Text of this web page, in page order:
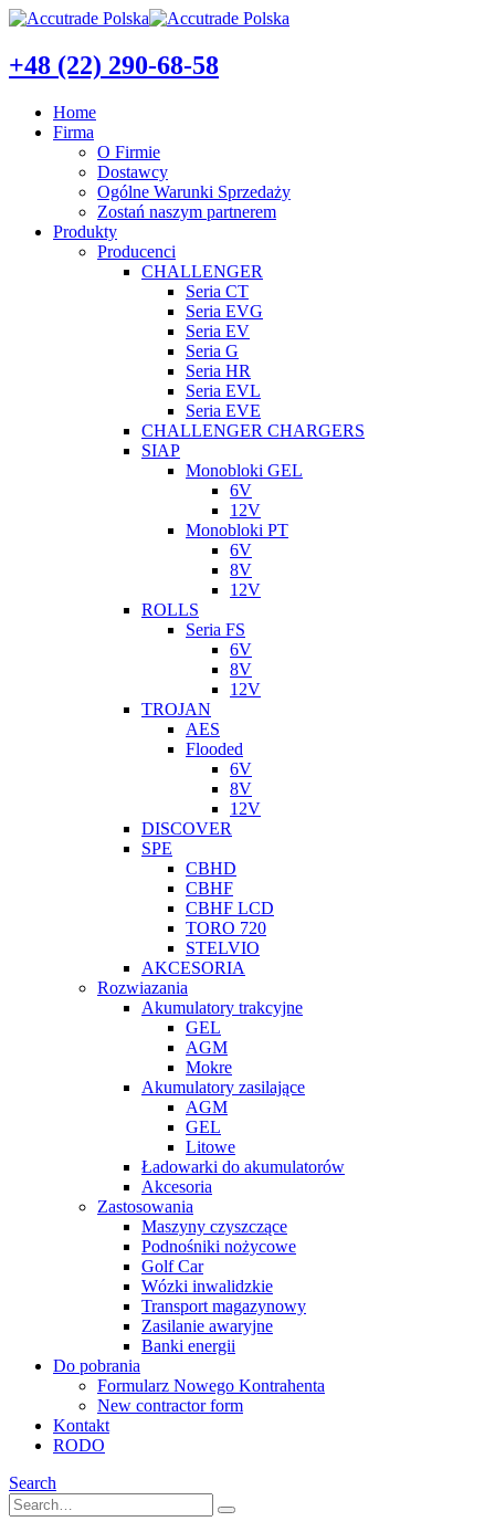
+48 (22) 290-68-58
Home
Firma
O Firmie
Dostawcy
Ogólne Warunki Sprzedaży
Zostań naszym partnerem
Produkty
Producenci
CHALLENGER
Seria CT
Seria EVG
Seria EV
Seria G
Seria HR
Seria EVL
Seria EVE
CHALLENGER CHARGERS
SIAP
Monobloki GEL
6V
12V
Monobloki PT
6V
8V
12V
ROLLS
Seria FS
6V
8V
12V
TROJAN
AES
Flooded
6V
8V
12V
DISCOVER
SPE
CBHD
CBHF
CBHF LCD
TORO 720
STELVIO
AKCESORIA
Rozwiazania
Akumulatory trakcyjne
GEL
AGM
Mokre
Akumulatory zasilające
AGM
GEL
Litowe
Ładowarki do akumulatorów
Akcesoria
Zastosowania
Maszyny czyszczące
Podnośniki nożycowe
Golf Car
Wózki inwalidzkie
Transport magazynowy
Zasilanie awaryjne
Banki energii
Do pobrania
Formularz Nowego Kontrahenta
New contractor form
Kontakt
RODO
Search